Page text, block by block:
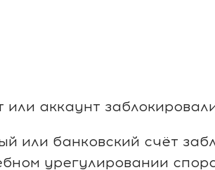
аккаунт
или банковский счёт
урегулировании